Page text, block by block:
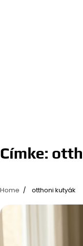
Címke:
Home otthoni kutyák